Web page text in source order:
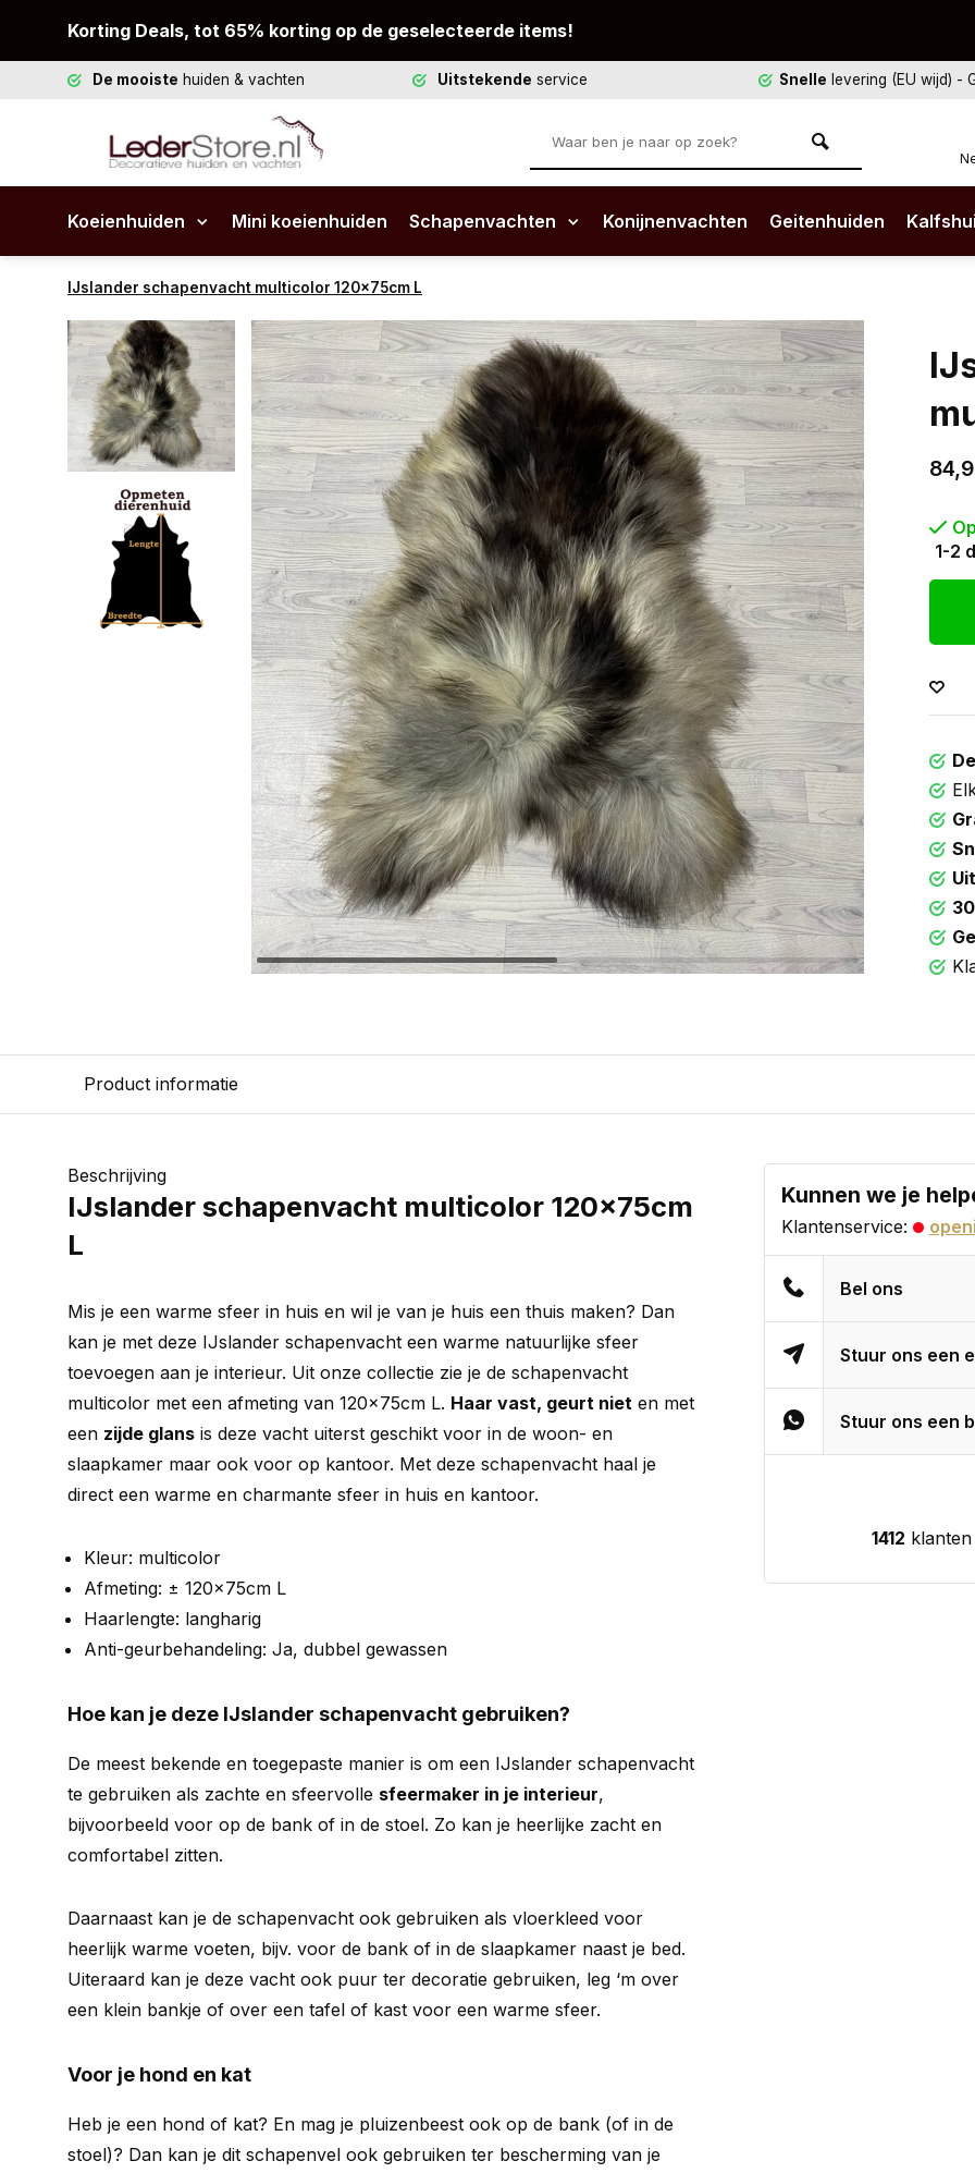
Korting Deals, tot 65% korting op de geselecteerde items!
De mooiste huiden & vachten Uitstekende service Snelle levering (EU wijd) -
Koeienhuiden Mini koeienhuiden Schapenvachten Konijnenvachten Geitenhuiden
IJslander schapenvacht multicolor 120x75cm L
1-2
Product informatie
Beschrijving
IJslander schapenvacht multicolor 120x75cm
L
Mis je een warme sfeer in huis en wil je van je huis een thuis maken? Dan
kan je met deze IJslander schapenvacht een warme natuurlijke sfeer
toevoegen aan je interieur. Uit onze collectie zie je de schapenvacht
multicolor met een afmeting van 120x75cm L. Haar vast, geurt niet en met
een zijde glans is deze vacht uiterst geschikt voor in de woon- en
slaapkamer maar ook voor op kantoor. Met deze schapenvacht haal je
direct een warme en charmante sfeer in huis en kantoor.
Kleur: multicolor
Afmeting: ± 120x75cm L
Haarlengte: langharig
Anti-geurbehandeling: Ja, dubbel gewassen
Hoe kan je deze IJslander schapenvacht gebruiken?
De meest bekende en toegepaste manier is om een IJslander schapenvacht
te gebruiken als zachte en sfeervolle sfeermaker in je interieur,
bijvoorbeeld voor op de bank of in de stoel. Zo kan je heerlijke zacht en
comfortabel zitten.
Daarnaast kan je de schapenvacht ook gebruiken als vloerkleed voor
heerlijk warme voeten, bijv. voor de bank of in de slaapkamer naast je bed.
Uiteraard kan je deze vacht ook puur ter decoratie gebruiken, leg ‘m over
een klein bankje of over een tafel of kast voor een warme sfeer.
Voor je hond en kat
Heb je een hond of kat? En mag je pluizenbeest ook op de bank (of in de
stoel)? Dan kan je dit schapenvel ook gebruiken ter bescherming van je
Kunnen we je
Klantenservice:
Bel ons
Stuur ons een
Stuur ons een
1412